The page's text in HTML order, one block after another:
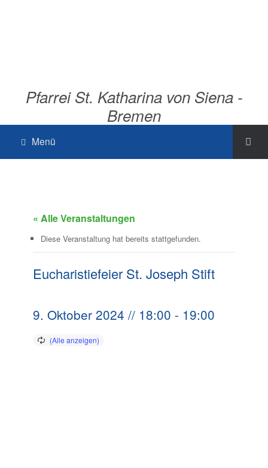
Pfarrei St. Katharina von Siena -
Bremen
Menü
« Alle Veranstaltungen
Diese Veranstaltung hat bereits stattgefunden.
Eucharistiefeier St. Joseph Stift
9. Oktober 2024 // 18:00 - 19:00